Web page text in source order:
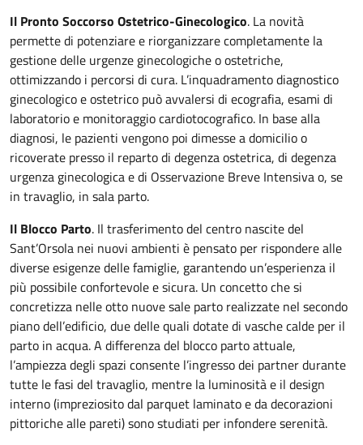
Il Pronto Soccorso Ostetrico-Ginecologico. La novità
permette di potenziare e riorganizzare completamente la
gestione delle urgenze ginecologiche o ostetriche,
ottimizzando i percorsi di cura. L’inquadramento diagnostico
ginecologico e ostetrico può avvalersi di ecografia, esami di
laboratorio e monitoraggio cardiotocografico. In base alla
diagnosi, le pazienti vengono poi dimesse a domicilio o
ricoverate presso il reparto di degenza ostetrica, di degenza
urgenza ginecologica e di Osservazione Breve Intensiva o, se
in travaglio, in sala parto.
Il Blocco Parto. Il trasferimento del centro nascite del
Sant’Orsola nei nuovi ambienti è pensato per rispondere alle
diverse esigenze delle famiglie, garantendo un’esperienza il
più possibile confortevole e sicura. Un concetto che si
concretizza nelle otto nuove sale parto realizzate nel secondo
piano dell’edificio, due delle quali dotate di vasche calde per il
parto in acqua. A differenza del blocco parto attuale,
l’ampiezza degli spazi consente l’ingresso dei partner durante
tutte le fasi del travaglio, mentre la luminosità e il design
interno (impreziosito dal parquet laminato e da decorazioni
pittoriche alle pareti) sono studiati per infondere serenità.